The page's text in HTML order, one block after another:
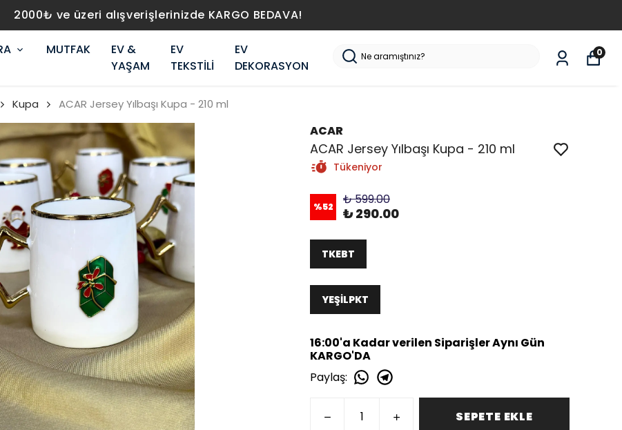
2000₺ ve üzeri alışverişlerinizde KARGO BEDAVA!
MUTFAK
EV &
YAŞAM
EV
TEKSTİLİ
EV
DEKORASYON
0
Kupa ACAR Jersey Yılbaşı Kupa - 210 ml
ACAR
ACAR Jersey Yılbaşı Kupa - 210 ml
Tükeniyor
%52 ₺ 599.00
₺ 290.00
TKEBT
YEŞİLPKT
16:00'a Kadar verilen Siparişler Aynı Gün
KARGO'DA
Paylaş:
SEPETE EKLE